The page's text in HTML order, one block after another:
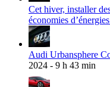
Cet hiver, installer
économies
Audi Urbansphere
2024 - 9 h 43 min